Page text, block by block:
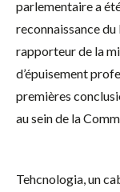
parlementaire a
reconnaissance
rapporteur de la
d’épuisement
premières
au sein de la
Tehcnologia, un